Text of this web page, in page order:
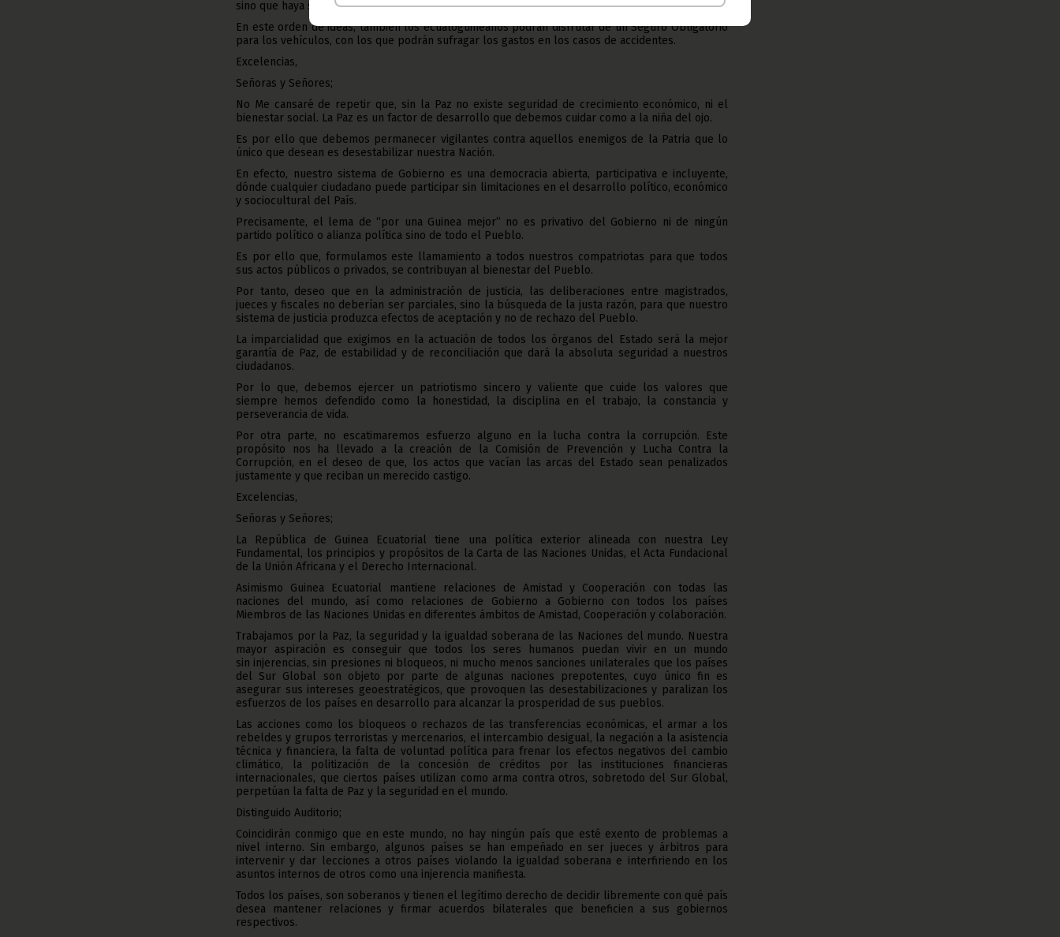
sino que haya seguridad sanitaria para todos.
En este orden de ideas, también los ecuatoguineanos podrán disfrutar de un Seguro Obligatorio
para los vehículos, con los que podrán sufragar los gastos en los casos de accidentes.
Excelencias,
Señoras y Señores;
No Me cansaré de repetir que, sin la Paz no existe seguridad de crecimiento económico, ni el
bienestar social. La Paz es un factor de desarrollo que debemos cuidar como a la niña del ojo.
Es por ello que debemos permanecer vigilantes contra aquellos enemigos de la Patria que lo
único que desean es desestabilizar nuestra Nación.
En efecto, nuestro sistema de Gobierno es una democracia abierta, participativa e incluyente,
dónde cualquier ciudadano puede participar sin limitaciones en el desarrollo político, económico
y sociocultural del País.
Precisamente, el lema de “por una Guinea mejor” no es privativo del Gobierno ni de ningún
partido político o alianza política sino de todo el Pueblo.
Es por ello que, formulamos este llamamiento a todos nuestros compatriotas para que todos
sus actos públicos o privados, se contribuyan al bienestar del Pueblo.
Por tanto, deseo que en la administración de justicia, las deliberaciones entre magistrados,
jueces y fiscales no deberían ser parciales, sino la búsqueda de la justa razón, para que nuestro
sistema de justicia produzca efectos de aceptación y no de rechazo del Pueblo.
La imparcialidad que exigimos en la actuación de todos los órganos del Estado será la mejor
garantía de Paz, de estabilidad y de reconciliación que dará la absoluta seguridad a nuestros
ciudadanos.
Por lo que, debemos ejercer un patriotismo sincero y valiente que cuide los valores que
siempre hemos defendido como la honestidad, la disciplina en el trabajo, la constancia y
perseverancia de vida.
Por otra parte, no escatimaremos esfuerzo alguno en la lucha contra la corrupción. Este
propósito nos ha llevado a la creación de la Comisión de Prevención y Lucha Contra la
Corrupción, en el deseo de que, los actos que vacían las arcas del Estado sean penalizados
justamente y que reciban un merecido castigo.
Excelencias,
Señoras y Señores;
La República de Guinea Ecuatorial tiene una política exterior alineada con nuestra Ley
Fundamental, los principios y propósitos de la Carta de las Naciones Unidas, el Acta Fundacional
de la Unión Africana y el Derecho Internacional.
Asimismo Guinea Ecuatorial mantiene relaciones de Amistad y Cooperación con todas las
naciones del mundo, así como relaciones de Gobierno a Gobierno con todos los países
Miembros de las Naciones Unidas en diferentes ámbitos de Amistad, Cooperación y colaboración.
Trabajamos por la Paz, la seguridad y la igualdad soberana de las Naciones del mundo. Nuestra
mayor aspiración es conseguir que todos los seres humanos puedan vivir en un mundo
sin injerencias, sin presiones ni bloqueos, ni mucho menos sanciones unilaterales que los países
del Sur Global son objeto por parte de algunas naciones prepotentes, cuyo único fin es
asegurar sus intereses geoestratégicos, que provoquen las desestabilizaciones y paralizan los
esfuerzos de los países en desarrollo para alcanzar la prosperidad de sus pueblos.
Las acciones como los bloqueos o rechazos de las transferencias económicas, el armar a los
rebeldes y grupos terroristas y mercenarios, el intercambio desigual, la negación a la asistencia
técnica y financiera, la falta de voluntad política para frenar los efectos negativos del cambio
climático, la politización de la concesión de créditos por las instituciones financieras
internacionales, que ciertos países utilizan como arma contra otros, sobretodo del Sur Global,
perpetúan la falta de Paz y la seguridad en el mundo.
Distinguido Auditorio;
Coincidirán conmigo que en este mundo, no hay ningún país que esté exento de problemas a
nivel interno. Sin embargo, algunos países se han empeñado en ser jueces y árbitros para
intervenir y dar lecciones a otros países violando la igualdad soberana e interfiriendo en los
asuntos internos de otros como una injerencia manifiesta.
Todos los países, son soberanos y tienen el legítimo derecho de decidir libremente con qué país
desea mantener relaciones y firmar acuerdos bilaterales que beneficien a sus gobiernos
respectivos.